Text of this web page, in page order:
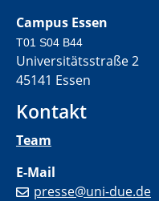
Campus Essen
T01 S04 B44
Universitätsstraße 2
45141 Essen
Kontakt
Team
E-Mail
presse@uni-due.de